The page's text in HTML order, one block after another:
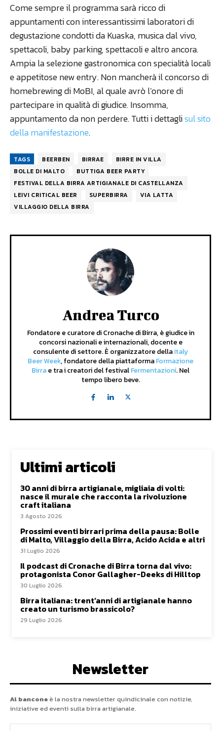
Come sempre il programma sarà ricco di
appuntamenti con interessantissimi laboratori di
degustazione condotti da Kuaska, musica dal vivo,
spettacoli, baby parking, spettacoli e altro ancora.
Ampia la selezione gastronomica con specialità locali
e appetitose new entry. Non mancherà il concorso di
homebrewing di MoBI, al quale avrò l’onore di
partecipare in qualità di giudice. Insomma,
appuntamento da non perdere. Tutti i dettaglisul sito
della manifestazione.
TAGS BEERBEN BIRRAE
BIRRE IN VILLA
BOLLE DI MALTO
BUTTIGA BEER PARTY
FESTIVAL DELLA BIRRA ARTIGIANALE DI CASTELLANZA
LEIVI CRITICAL BEER
SUPERBIRRA
VIA LATTA
VILLAGGIO DELLA BIRRA
Andrea Turco
Fondatore e curatore di Cronache di Birra, è giudice in
concorsi nazionali e internazionali, docente e
consulente di settore. È organizzatore dellaItaly
Beer Week, fondatore della piattaformaFormazione
Birrae tra i creatori del festivalFermentazioni. Nel
tempo libero beve.
Ultimi articoli
30 anni di birra artigianale, migliaia di volti:
nasce il murale che racconta la rivoluzione
craft italiana
3 Agosto 2026
Prossimi eventi birrari prima della pausa: Bolle
di Malto, Villaggio della Birra, Acido Acida e altri
31 Luglio 2026
Il podcast di Cronache di Birra torna dal vivo:
protagonista Conor Gallagher-Deeks di Hilltop
30 Luglio 2026
Birra italiana: trent’anni di artigianale hanno
creato un turismo brassicolo?
29 Luglio 2026
Newsletter
Al banconeè la nostra newsletter quindicinale con notizie,
iniziative ed eventi sulla birra artigianale.